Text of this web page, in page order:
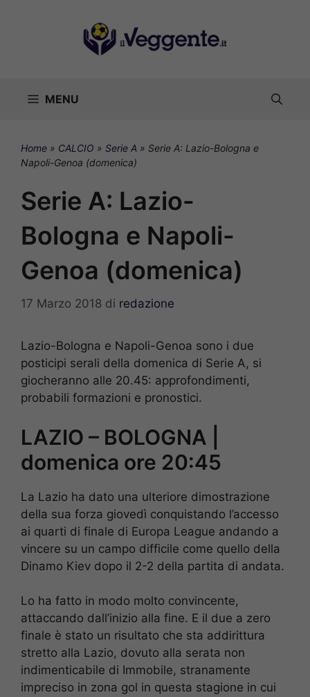
MENU
Home » CALCIO » Serie A » Serie A: Lazio-Bologna e
Napoli-Genoa (domenica)
Serie A: Lazio-
Bologna e Napoli-
Genoa (domenica)
17 Marzo 2018 di redazione
Lazio-Bologna e Napoli-Genoa sono i due
posticipi serali della domenica di Serie A, si
giocheranno alle 20.45: approfondimenti,
probabili formazioni e pronostici.
LAZIO – BOLOGNA |
domenica ore 20:45
La Lazio ha dato una ulteriore dimostrazione
della sua forza giovedì conquistando l’accesso
ai quarti di finale di Europa League andando a
vincere su un campo difficile come quello della
Dinamo Kiev dopo il 2-2 della partita di andata.
Lo ha fatto in modo molto convincente,
attaccando dall’inizio alla fine. E il due a zero
finale è stato un risultato che sta addirittura
stretto alla Lazio, dovuto alla serata non
indimenticabile di Immobile, stranamente
impreciso in zona gol in questa stagione in cui